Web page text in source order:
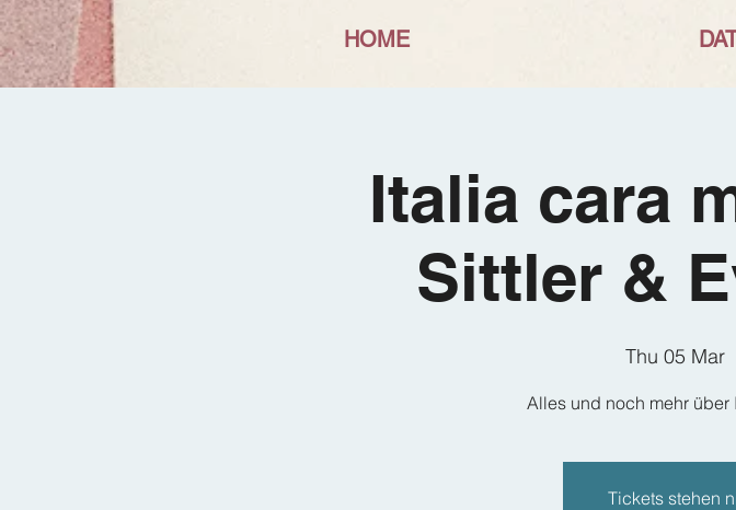
HOME
Italia cara
Sittler &
Thu 05 Mar
Alles und noch mehr über
Tickets stehen